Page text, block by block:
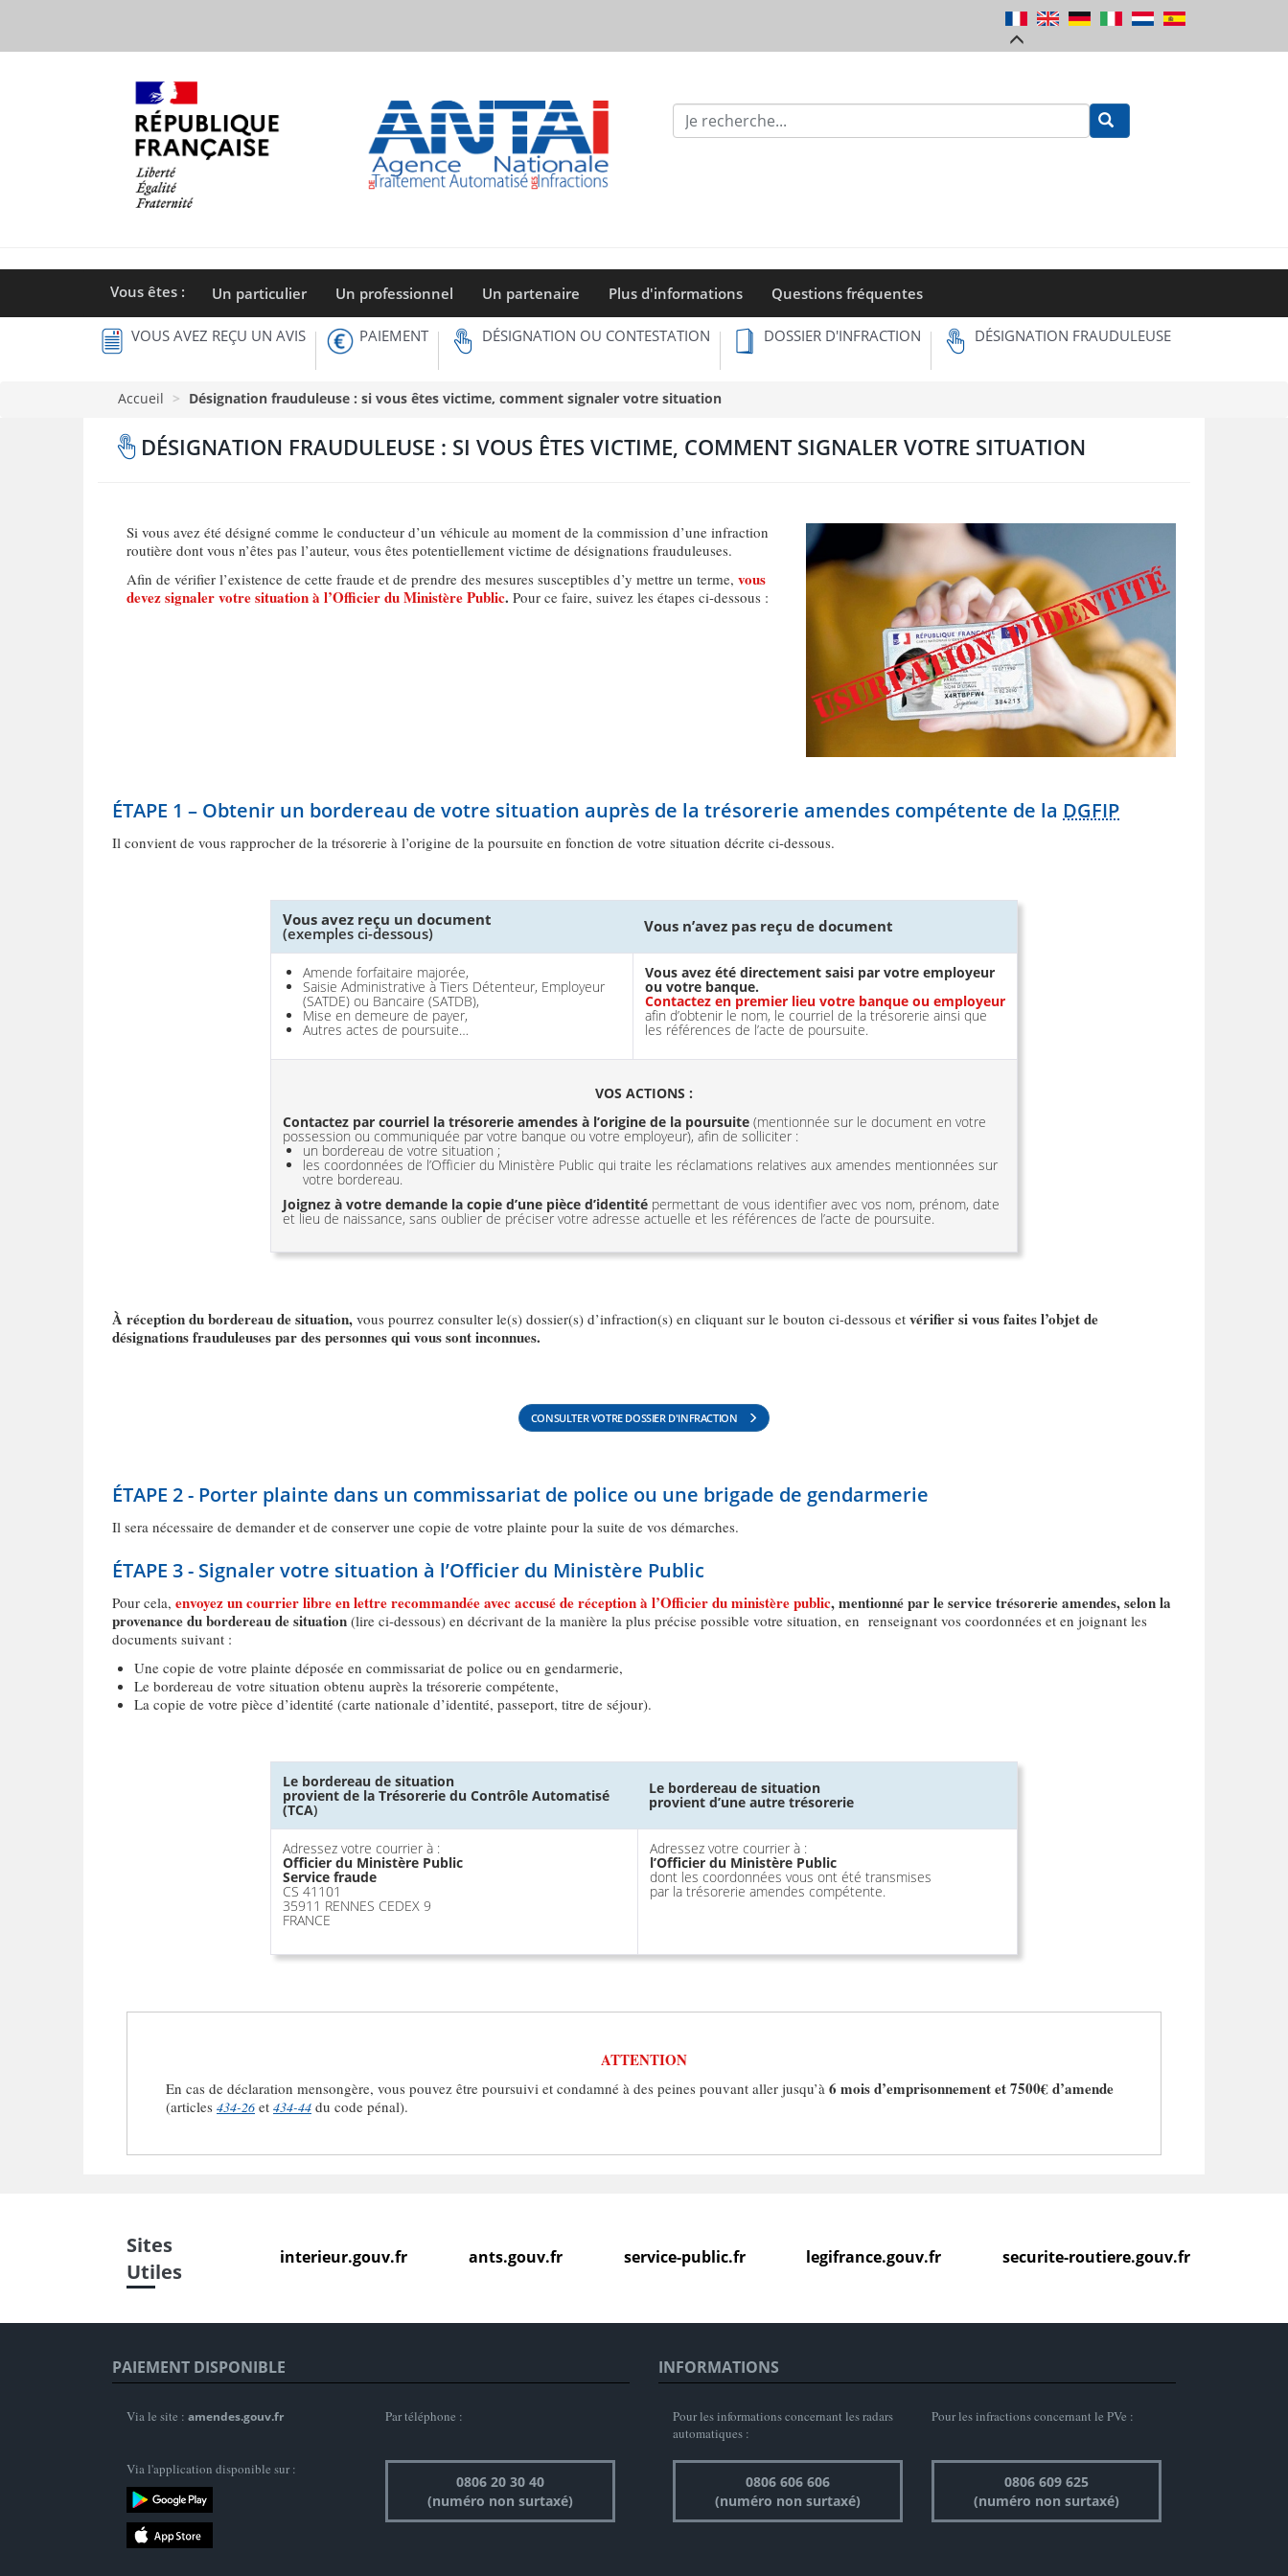
contenu
Formulaire
de
Vous êtes : Un particulier Un professionnel Un partenaire Plus d'informations Questions fréquentes
VOUS AVEZ REÇU UN AVIS PAIEMENT DÉSIGNATION OU CONTESTATION DOSSIER D'INFRACTION DÉSIGNATION FRAUDULEUSE
Accueil Désignation frauduleuse : si vous êtes victime, comment signaler votre situation
DÉSIGNATION FRAUDULEUSE : SI VOUS ÊTES VICTIME, COMMENT SIGNALER VOTRE SITUATION
Si vous avez été désigné comme le conducteur d’un véhicule au moment de la commission d’une infraction
routière dont vous n’êtes pas l’auteur, vous êtes potentiellement victime de désignations frauduleuses.
Afin de vérifier l’existence de cette fraude et de prendre des mesures susceptibles d’y mettre un terme, vous
devez signaler votre situation à l’Officier du Ministère Public. Pour ce faire, suivez les étapes ci-dessous :
ÉTAPE 1 – Obtenir un bordereau de votre situation auprès de la trésorerie amendes compétente de la DGFIP
Il convient de vous rapprocher de la trésorerie à l’origine de la poursuite en fonction de votre situation décrite ci-dessous.
Vous avez reçu un document
(exemples ci-dessous) Vous n’avez pas reçu de document
Amende forfaitaire majorée,
Saisie Administrative à Tiers Détenteur, Employeur
(SATDE) ou Bancaire (SATDB),
Mise en demeure de payer,
Autres actes de poursuite…
Vous avez été directement saisi par votre employeur
ou votre banque.
Contactez en premier lieu votre banque ou employeur
afin d’obtenir le nom, le courriel de la trésorerie ainsi que
les références de l’acte de poursuite.
VOS ACTIONS :
Contactez par courriel la trésorerie amendes à l’origine de la poursuite (mentionnée sur le document en votre
possession ou communiquée par votre banque ou votre employeur), afin de solliciter :
un bordereau de votre situation ;
les coordonnées de l’Officier du Ministère Public qui traite les réclamations relatives aux amendes mentionnées sur
votre bordereau.
Joignez à votre demande la copie d’une pièce d’identité permettant de vous identifier avec vos nom, prénom, date
et lieu de naissance, sans oublier de préciser votre adresse actuelle et les références de l’acte de poursuite.
À réception du bordereau de situation, vous pourrez consulter le(s) dossier(s) d’infraction(s) en cliquant sur le bouton ci-dessous et vérifier si vous faites l’objet de
désignations frauduleuses par des personnes qui vous sont inconnues.
CONSULTER VOTRE DOSSIER D'INFRACTION
ÉTAPE 2 - Porter plainte dans un commissariat de police ou une brigade de gendarmerie
Il sera nécessaire de demander et de conserver une copie de votre plainte pour la suite de vos démarches.
ÉTAPE 3 - Signaler votre situation à l’Officier du Ministère Public
Pour cela, envoyez un courrier libre en lettre recommandée avec accusé de réception à l’Officier du ministère public, mentionné par le service trésorerie amendes, selon la
provenance du bordereau de situation (lire ci-dessous) en décrivant de la manière la plus précise possible votre situation, en renseignant vos coordonnées et en joignant les
documents suivant :
Une copie de votre plainte déposée en commissariat de police ou en gendarmerie,
Le bordereau de votre situation obtenu auprès la trésorerie compétente,
La copie de votre pièce d’identité (carte nationale d’identité, passeport, titre de séjour).
Le bordereau de situation
provient de la Trésorerie du Contrôle Automatisé
(TCA)
Le bordereau de situation
provient d’une autre trésorerie
Adressez votre courrier à :
Officier du Ministère Public
Service fraude
CS 41101
35911 RENNES CEDEX 9
FRANCE
Adressez votre courrier à :
l’Officier du Ministère Public
dont les coordonnées vous ont été transmises
par la trésorerie amendes compétente.
ATTENTION
En cas de déclaration mensongère, vous pouvez être poursuivi et condamné à des peines pouvant aller jusqu’à 6 mois d’emprisonnement et 7500€ d’amende
(articles 434-26 et 434-44 du code pénal).
Sites
Utiles
interieur.gouv.fr ants.gouv.fr service-public.fr legifrance.gouv.fr securite-routiere.gouv.fr
PAIEMENT DISPONIBLE
Via le site : amendes.gouv.fr
Via l'application disponible sur :
Par téléphone :
0806 20 30 40
(numéro non surtaxé)
INFORMATIONS
Pour les informations concernant les radars
automatiques :
0806 606 606
(numéro non surtaxé)
Pour les infractions concernant le PVe :
0806 609 625
(numéro non surtaxé)